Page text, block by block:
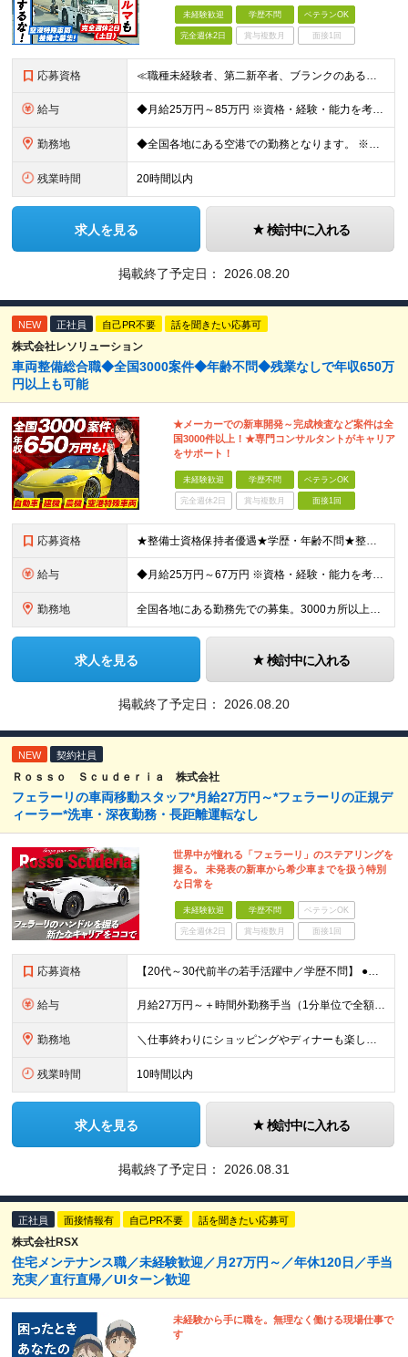
未経験歓迎 学歴不問 ベテランOK
完全週休2日 賞与複数月 面接1回
応募資格 ≪職種未経験者、第二新卒者、ブランクのある方歓迎！≫ ◆自動車整備士3級以上の資格をお持ちの方 学歴不問。 ◎自動車整備士資格必須 ◎整備経験者優遇 ※技術サポートが充実しており、経験年数は不問
給与 ◆月給25万円～85万円 ※資格・経験・能力を考慮の上、優遇 ※現年収・年齢・経験・資格・能力等、総合的に考慮し、決定します。 ※自動車整備の実務経験がある方はご相談ください！ ※試用期間有(同待遇/
勤務地 ◆全国各地にある空港での勤務となります。 ※希望を考慮し勤務先を決定いたします。 ※地域により空港内特殊車両の整備を空港外で行なう事もあります。 ★遠方からのご応募も歓迎です。引越など赴任に伴う
残業時間 20時間以内
求人を見る 検討中に入れる
掲載終了予定日： 2026.08.20
NEW 正社員 自己PR不要 話を聞きたい応募可
株式会社レソリューション
車両整備総合職◆全国3000案件◆年齢不問◆残業なしで年収650万
円以上も可能
★メーカーでの新車開発～完成検査など案件は全
国3000件以上！★専門コンサルタントがキャリア
をサポート！
未経験歓迎 学歴不問 ベテランOK
完全週休2日 賞与複数月 面接1回
応募資格 ★整備士資格保持者優遇★学歴・年齢不問★整備経験者・既卒者・第二新卒・車業界経験者・未経験者歓迎！ ◎経験や資格を活かしてキャリアアップしたい方 ◎ライフスタイルに合った働き方を求めている方 ◎技術
給与 ◆月給25万円～67万円 ※資格・経験・能力を考慮の上、優遇 ※現年収・年齢・経験・資格・能力等、総合的に考慮し、決定します。 ※自動車整備の実務経験がある方はご相談ください！ ※試用期間有(同待遇/
勤務地 全国各地にある勤務先での募集。3000カ所以上から希望を考慮し決定。 ★転居を伴う転勤なし。 ★遠方からのご応募も歓迎！引越など赴任に伴う費用、家賃は全額負担します（会社規定による）。 ★請負先
求人を見る 検討中に入れる
掲載終了予定日： 2026.08.20
NEW 契約社員
Ｒｏｓｓｏ Ｓｃｕｄｅｒｉａ 株式会社
フェラーリの車両移動スタッフ*月給27万円～*フェラーリの正規デ
ィーラー*洗車・深夜勤務・長距離運転なし
世界中が憧れる「フェラーリ」のステアリングを
握る。 未発表の新車から希少車までを扱う特別
な日常を
未経験歓迎 学歴不問 ベテランOK
完全週休2日 賞与複数月 面接1回
応募資格 【20代～30代前半の若手活躍中／学歴不問】 ●普通自動車運転免許をお持ちの方（※AT限定不可。MT車の運転経験が必須です） ●学歴不問 ★車が好きな方、安全で丁寧な運転ができる方 ＜こんな方は大歓
給与 月給27万円～＋時間外勤務手当（1分単位で全額支給） ※経験・スキル・知識を考慮して決定します ※残業代は別途全額支給します ※試用期間3ヶ月あり。期間中の給与・待遇の差異はありません
勤務地 ＼仕事終わりにショッピングやディナーも楽しめる◎／ ◆六本木勤務！駅チカの通勤便利な勤務地です♪ ◆転勤なし 【本社】 東京都港区六本木5-18-3 【東京ベイサイド】 東京都江東区辰巳2-4-1
残業時間 10時間以内
求人を見る 検討中に入れる
掲載終了予定日： 2026.08.31
正社員 面接情報有 自己PR不要 話を聞きたい応募可
株式会社RSX
住宅メンテナンス職／未経験歓迎／月27万円～／年休120日／手当
充実／直行直帰／UIターン歓迎
未経験から手に職を。無理なく働ける現場仕事で
す